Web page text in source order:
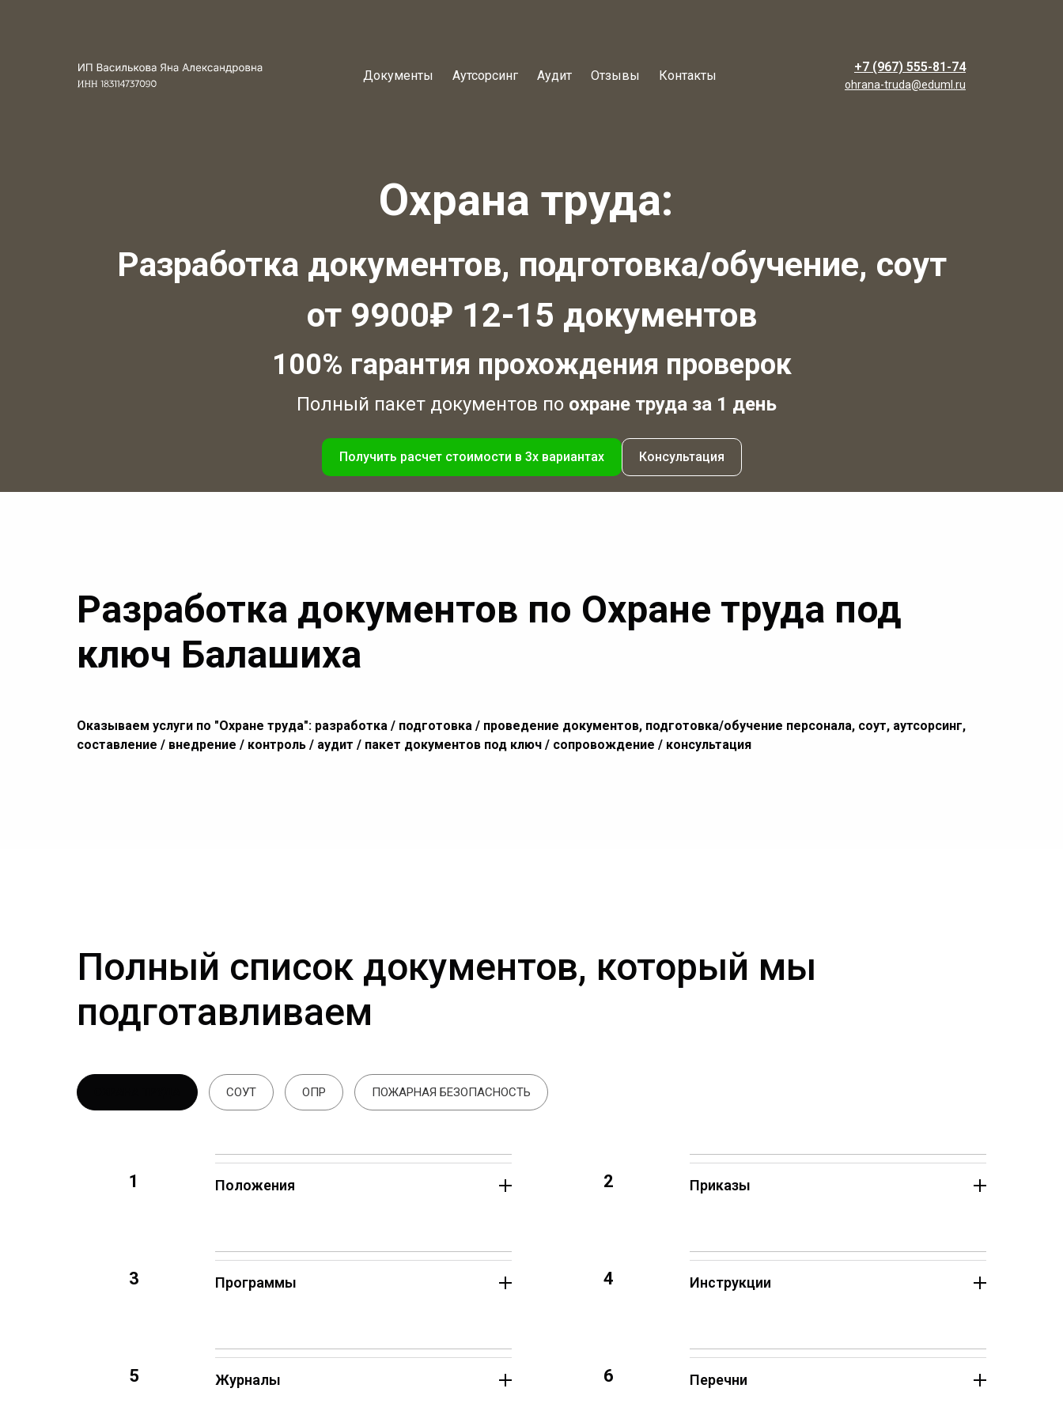
Документы Аутсорсинг Аудит Отзывы Контакты
+7 (967) 555-81-74
ohrana-truda@eduml.ru
Охрана труда:
Разработка документов, подготовка/обучение, соут
от 9900₽ 12-15 документов
100% гарантия прохождения проверок
Полный пакет документов по охране труда за 1 день
Получить расчет стоимости в 3х вариантах Консультация
Разработка документов по Охране труда под
ключ Балашиха
Оказываем услуги по "Охране труда": разработка / подготовка / проведение документов, подготовка/обучение персонала, соут, аутсорсинг,
составление / внедрение / контроль / аудит / пакет документов под ключ / сопровождение / консультация
Полный список документов, который мы
подготавливаем
СОУТ ОПР ПОЖАРНАЯ БЕЗОПАСНОСТЬ
1 Положения 2 Приказы
3 Программы 4 Инструкции
5 Журналы 6 Перечни